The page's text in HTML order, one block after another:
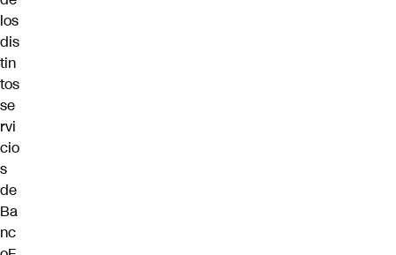
los
dis
tin
tos
se
rvi
cio
s
de
Ba
nc